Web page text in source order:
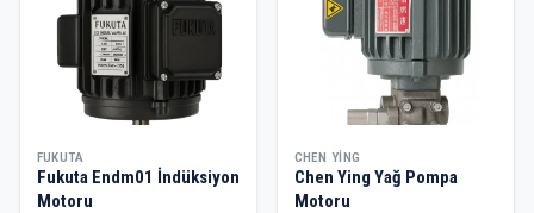
FUKUTA
Fukuta Endm01 İndüksiyon
Motoru
CHEN YING
Chen Ying Yağ Pompa
Motoru